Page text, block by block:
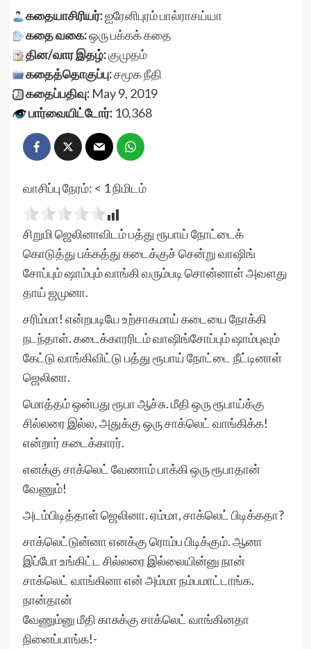
கதையாசிரியர்:ஐரேனிபுரம் பால்ராசய்யா
கதை வகை:ஒரு பக்கக் கதை
தின/வார இதழ்:குமுதம்
கதைத்தொகுப்பு:சமூக நீதி
கதைப்பதிவு:May 9, 2019
பார்வையிட்டோர்:10,368
வாசிப்பு நேரம்: < 1நிமிடம்
சிறுமி ஜெலினாவிடம் பத்து ரூபாய் நோட்டைக்
கொடுத்து பக்கத்து கடைக்குச் சென்று வாஷிங்
சோப்பும் ஷாம்பும் வாங்கி வரும்படி சொன்னாள் அவளது
தாய் ஜமுனா.
சரிம்மா! என்றபடியே உற்சாகமாய் கடையை நோக்கி
நடந்தாள். கடைக்காரரிடம் வாஷிங்சோப்பும் ஷாம்புவும்
கேட்டு வாங்கிவிட்டு பத்து ரூபாய் நோட்டை நீட்டினாள்
ஜெலினா.
மொத்தம் ஒன்பது ரூபா ஆச்சு. மீதி ஒரு ரூபாய்க்கு
சில்லரை இல்ல, அதுக்கு ஒரு சாக்லெட் வாங்கிக்க!
என்றார் கடைக்காரர்.
எனக்கு சாக்லெட் வேணாம் பாக்கி ஒரு ரூபாதான்
வேணும்!
அடம்பிடித்தாள் ஜெலினா. ஏம்மா, சாக்லெட் பிடிக்கதா?
சாக்லெட்டுன்னா எனக்கு ரொம்ப பிடிக்கும். ஆனா
இப்போ உங்கிட்ட சில்லரை இல்லையின்னு நான்
சாக்லெட் வாங்கினா என் அம்மா நம்பமாட்டாங்க.
நான்தான்
வேணும்னு மீதி காசுக்கு சாக்லெட் வாங்கினதா
நினைப்பாங்க!-